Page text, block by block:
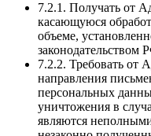
7.2.1. Получать от
касающуюся
объеме,
законодательством
7.2.2. Требовать от
направления
персональных
уничтожения в
являются